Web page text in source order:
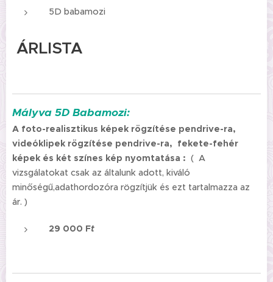
5D babamozi
ÁRLISTA
Mályva 5D Babamozi:
A foto-realisztikus képek rögzítése pendrive-ra,
videóklipek rögzítése pendrive-ra, fekete-fehér
képek és két színes kép nyomtatása : ( A
vizsgálatokat csak az általunk adott, kiváló
minőségű,adathordozóra rögzítjük és ezt tartalmazza az
ár. )
29 000 Ft